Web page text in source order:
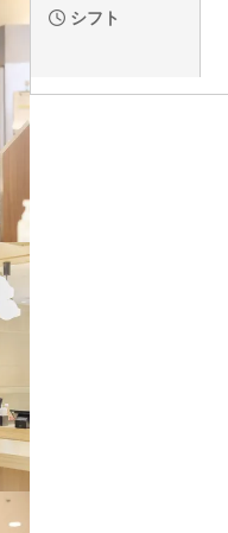
シフト